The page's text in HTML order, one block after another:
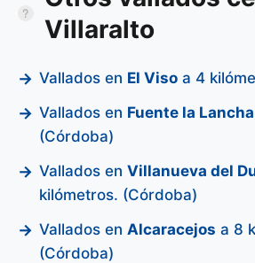
Villaralto
Vallados en El Viso a 4
Vallados en Fuente la Lancha
(Córdoba)
Vallados en Villanueva del
kilómetros. (Córdoba)
Vallados en Alcaracejos a 8
(Córdoba)